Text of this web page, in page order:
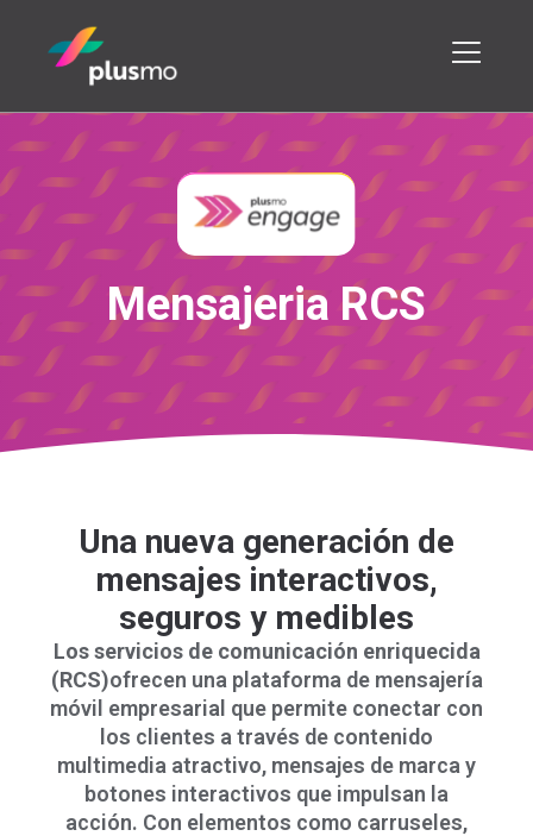
Mensajeria RCS
Una nueva generación de
mensajes interactivos,
seguros y medibles
Los servicios de comunicación enriquecida
(RCS)ofrecen una plataforma de mensajería
móvil empresarial que permite conectar con
los clientes a través de contenido
multimedia atractivo, mensajes de marca y
botones interactivos que impulsan la
acción. Con elementos como carruseles,